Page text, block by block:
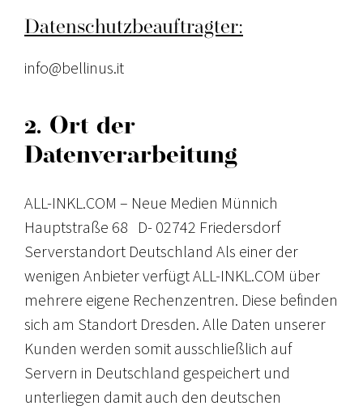
Datenschutzbeauftragter:
info@bellinus.it
2. Ort der
Datenverarbeitung
ALL-INKL.COM – Neue Medien Münnich
Hauptstraße 68 D- 02742 Friedersdorf
Serverstandort Deutschland Als einer der
wenigen Anbieter verfügt ALL-INKL.COM über
mehrere eigene Rechenzentren. Diese befinden
sich am Standort Dresden. Alle Daten unserer
Kunden werden somit ausschließlich auf
Servern in Deutschland gespeichert und
unterliegen damit auch den deutschen